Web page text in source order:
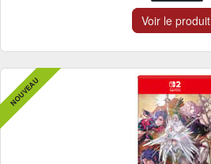
Voir le produit
NOUVEAU